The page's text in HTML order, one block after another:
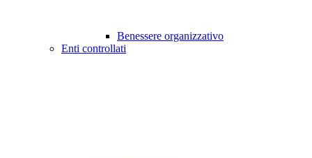
Benessere organizzativo
Enti controllati